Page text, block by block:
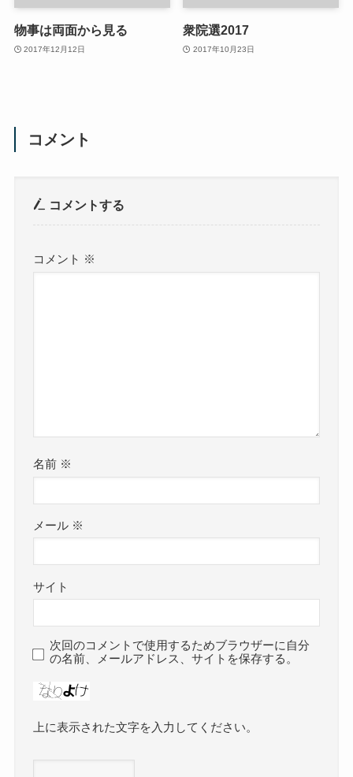
物事は両面から見る
2017年12月12日
衆院選2017
2017年10月23日
コメント
コメントする
コメント ※
名前 ※
メール ※
サイト
次回のコメントで使用するためブラウザーに自分
の名前、メールアドレス、サイトを保存する。
上に表示された文字を入力してください。